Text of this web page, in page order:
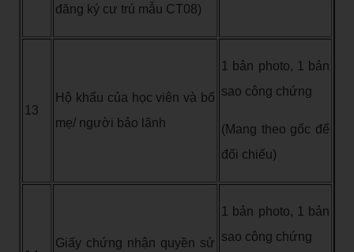
đăng ký cư trú mẫu CT08)
13
Hộ khẩu của học viên và bố
mẹ/ người bảo lãnh
1 bản photo, 1 bản
sao công chứng
(Mang theo gốc để
đối chiếu)
Giấy chứng nhận quyền sử
1 bản photo, 1 bản
sao công chứng